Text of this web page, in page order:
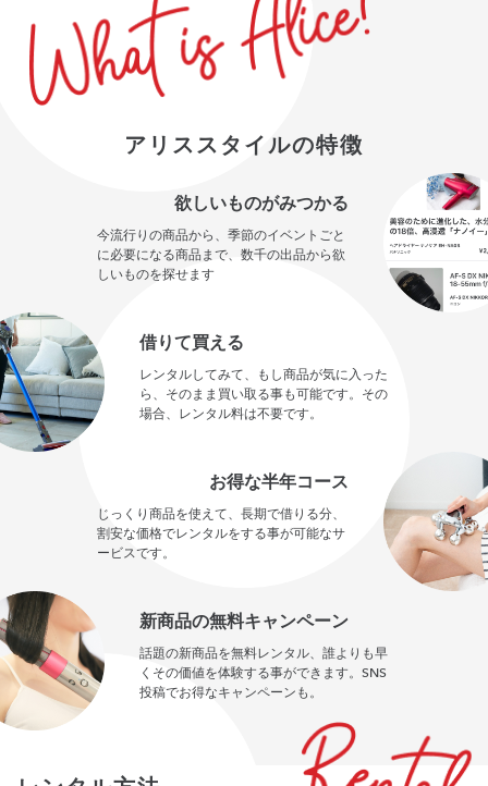
アリススタイルの特徴
欲しいものがみつかる
今流行りの商品から、季節のイベントごと
に必要になる商品まで、数千の出品から欲
しいものを探せます
借りて買える
レンタルしてみて、もし商品が気に入った
ら、そのまま買い取る事も可能です。その
場合、レンタル料は不要です。
お得な半年コース
じっくり商品を使えて、長期で借りる分、
割安な価格でレンタルをする事が可能なサ
ービスです。
新商品の無料キャンペーン
話題の新商品を無料レンタル、誰よりも早
くその価値を体験する事ができます。SNS
投稿でお得なキャンペーンも。